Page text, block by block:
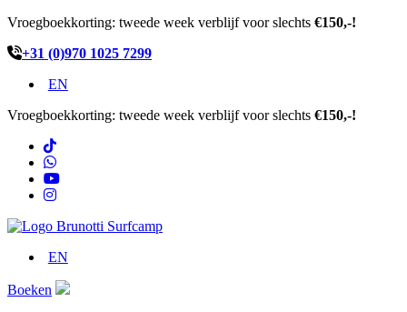
Vroegboekkorting: tweede week verblijf voor slechts €150,-!
+31 (0)970 1025 7299
EN
Vroegboekkorting: tweede week verblijf voor slechts €150,-!
EN
Boeken